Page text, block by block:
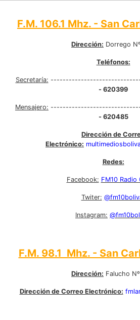
F.M. 106.1 Mhz. - San
Dirección: Dorrego
Teléfonos:
Secretaría:
- 620399
Mensajero:
- 620485
Dirección de
Electrónico:
Redes:
Facebook: FM10 Radio
Twiter:
Instagram:
F.M. 98.1 Mhz. - San
Dirección: Falucho
Dirección de Correo Electrónico: